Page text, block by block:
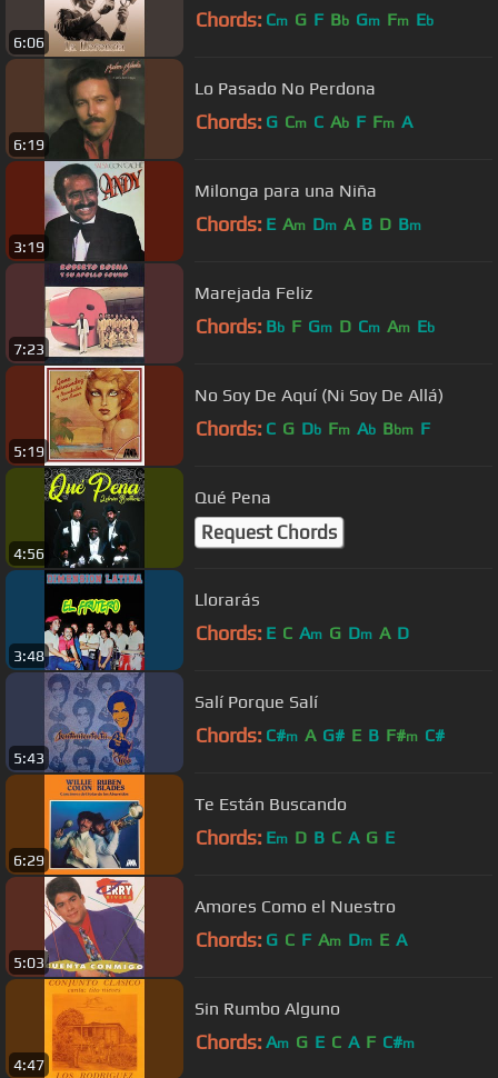
6:06
Chords: Cm G F Bb Gm Fm Eb
6:19
Lo Pasado No Perdona
Chords: G Cm C Ab F Fm A
3:19
Milonga para una Niña
Chords: E Am Dm A B D Bm
7:23
Marejada Feliz
Chords: Bb F Gm D Cm Am Eb
5:19
No Soy De Aquí (Ni Soy De Allá)
Chords: C G Db Fm Ab Bbm F
4:56
Qué Pena
Request Chords
3:48
Llorarás
Chords: E C Am G Dm A D
5:43
Salí Porque Salí
Chords: C#m A G# E B F#m C#
6:29
Te Están Buscando
Chords: Em D B C A G E
5:03
Amores Como el Nuestro
Chords: G C F Am Dm E A
4:47
Sin Rumbo Alguno
Chords: Am G E C A F C#m